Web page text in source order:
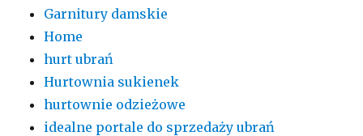
Garnitury damskie
Home
hurt ubrań
Hurtownia sukienek
hurtownie odzieżowe
idealne portale do sprzedaży ubrań